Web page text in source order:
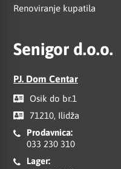
Renoviranje kupatila
Senigor d.o.o.
PJ. Dom Centar
Osik do br.1
71210, Ilidža
Prodavnica:
033 230 310
Lager: